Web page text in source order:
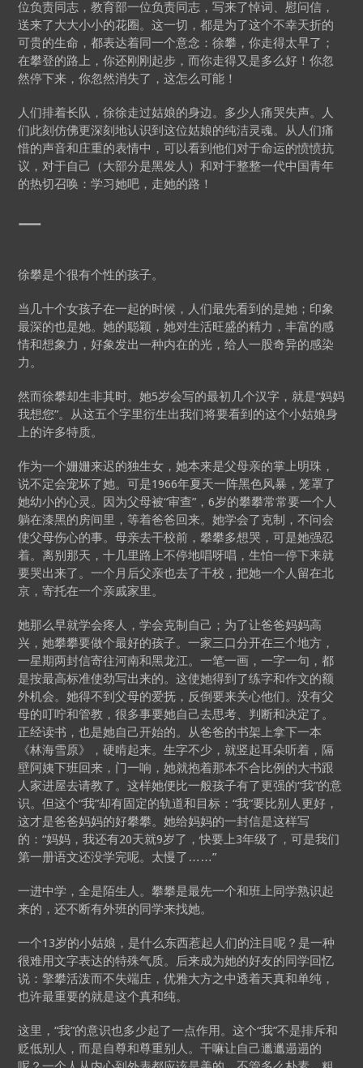
位负责同志，教育部一位负责同志，写来了悼词、慰问信，
送来了大大小小的花圈。这一切，都是为了这个不幸天折的
可贵的生命，都表达着同一个意念：徐攀，你走得太早了；
在攀登的路上，你还刚刚起步，而你走得又是多么好！你忽
然停下来，你忽然消失了，这怎么可能！
人们排着长队，徐徐走过姑娘的身边。多少人痛哭失声。人
们此刻仿佛更深刻地认识到这位姑娘的纯洁灵魂。从人们痛
惜的声音和庄重的表情中，可以看到他们对于命运的愤愤抗
议，对于自己（大部分是黑发人）和对于整整一代中国青年
的热切召唤：学习她吧，走她的路！
一
徐攀是个很有个性的孩子。
当几十个女孩子在一起的时候，人们最先看到的是她；印象
最深的也是她。她的聪颖，她对生活旺盛的精力，丰富的感
情和想象力，好象发出一种内在的光，给人一股奇异的感染
力。
然而徐攀却生非其时。她5岁会写的最初几个汉字，就是“妈妈
我想您”。从这五个字里衍生出我们将要看到的这个小姑娘身
上的许多特质。
作为一个姗姗来迟的独生女，她本来是父母亲的掌上明珠，
说不定会宠坏了她。可是1966年夏天一阵黑色风暴，笼罩了
她幼小的心灵。因为父母被“审查”，6岁的攀攀常常要一个人
躺在漆黑的房间里，等着爸爸回来。她学会了克制，不问会
使父母伤心的事。母亲去干校前，攀攀多想哭，可是她强忍
着。离别那天，十几里路上不停地唱呀唱，生怕一停下来就
要哭出来了。一个月后父亲也去了干校，把她一个人留在北
京，寄托在一个亲戚家里。
她那么早就学会疼人，学会克制自己；为了让爸爸妈妈高
兴，她攀攀要做个最好的孩子。一家三口分开在三个地方，
一星期两封信寄往河南和黑龙江。一笔一画，一字一句，都
是按最高标准使劲写出来的。这使她得到了练字和作文的额
外机会。她得不到父母的爱抚，反倒要来关心他们。没有父
母的叮咛和管教，很多事要她自己去思考、判断和决定了。
正经读书，也是她自己开始的。从爸爸的书架上拿下一本
《林海雪原》，硬啃起来。生字不少，就竖起耳朵听着，隔
壁阿姨下班回来，门一响，她就抱着那本不合比例的大书跟
人家进屋去请教了。这样她便比一般孩子有了更强的“我”的意
识。但这个“我”却有固定的轨道和目标：“我”要比别人更好，
这才是爸爸妈妈的好攀攀。她给妈妈的一封信是这样写
的：“妈妈，我还有20天就9岁了，快要上3年级了，可是我们
第一册语文还没学完呢。太慢了……”
一进中学，全是陌生人。攀攀是最先一个和班上同学熟识起
来的，还不断有外班的同学来找她。
一个13岁的小姑娘，是什么东西惹起人们的注目呢？是一种
很难用文字表达的特殊气质。后来成为她的好友的同学回忆
说：擎攀活泼而不失端庄，优雅大方之中透着天真和单纯，
也许最重要的就是这个真和纯。
这里，“我”的意识也多少起了一点作用。这个“我”不是排斥和
贬低别人，而是自尊和尊重别人。干嘛让自己邋邋遢遢的